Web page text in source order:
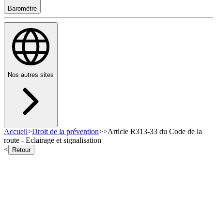
Baromètre
Nos autres sites
Accueil>Droit de la prévention>>Article R313-33 du Code de la
route - Eclairage et signalisation
<
Retour